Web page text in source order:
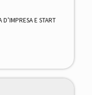
E START